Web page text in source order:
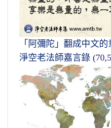
「阿彌陀」翻成中文
淨空老法師嘉言錄